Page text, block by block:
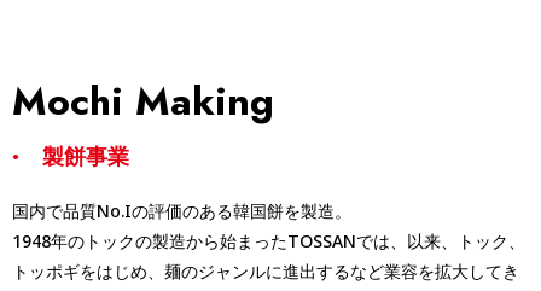
Mochi Making
製餅事業
国内で品質No.Iの評価のある韓国餅を製造。
1948年のトックの製造から始まったTOSSANでは、以来、トック、
トッポギをはじめ、麺のジャンルに進出するなど業容を拡大してき